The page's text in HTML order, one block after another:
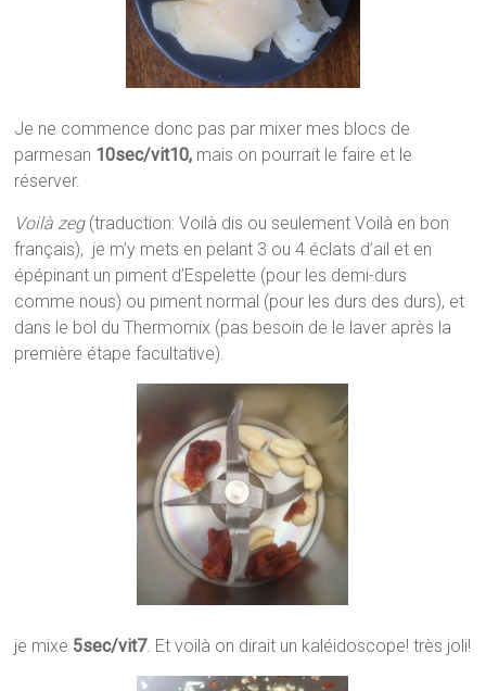
Je ne commence donc pas par mixer mes blocs de
parmesan 10sec/vit10, mais on pourrait le faire et le
réserver.
Voilà zeg(traduction: Voilà dis ou seulement Voilà en bon
français), je m’y mets en pelant 3 ou 4 éclats d’ail et en
épépinant un piment d’Espelette (pour les demi-durs
comme nous) ou piment normal (pour les durs des durs), et
dans le bol du Thermomix (pas besoin de le laver après la
première étape facultative).
je mixe 5sec/vit7. Et voilà on dirait un kaléidoscope! très joli!